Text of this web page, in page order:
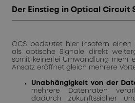
Der Einstieg in Optical Circuit
OCS bedeutet hier insofern einen
als optische Signale direkt
somit keinerlei Umwandlung mehr
Ansatz eröffnet gleich mehrere
Unabhängigkeit von der
mehrere Datenraten
dadurch zukunftssicher